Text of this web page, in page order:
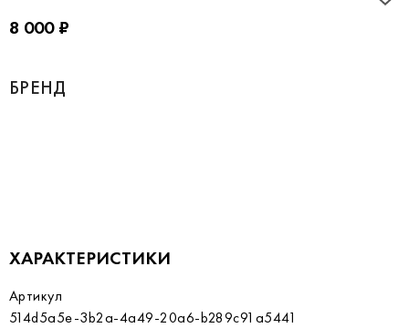
8 000 ₽
БРЕНД
ХАРАКТЕРИСТИКИ
Артикул
514d5a5e-3b2a-4a49-20a6-b289c91a5441